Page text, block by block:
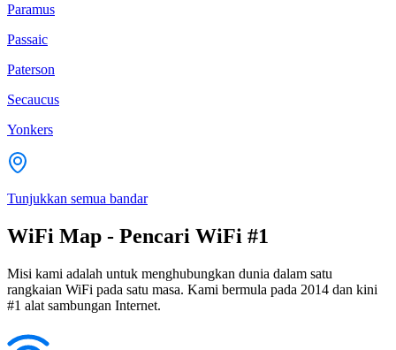
Paramus
Passaic
Paterson
Secaucus
Yonkers
Tunjukkan semua bandar
WiFi Map - Pencari WiFi #1
Misi kami adalah untuk menghubungkan dunia dalam satu
rangkaian WiFi pada satu masa. Kami bermula pada 2014 dan kini
#1 alat sambungan Internet.